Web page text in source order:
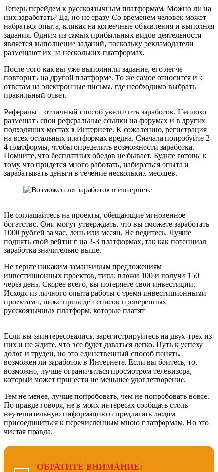
Теперь перейдем к русскоязычным платформам. Можно ли на
них заработать? Да, но не сразу. Со временем человек может
набраться опыта, кликая на копеечные объявления и выполняя
задания. Одним из самых прибыльных видов деятельности
является выполнение заданий, поскольку рекламодатели
размещают их на нескольких платформах.
После того как вы уже выполнили задание, его легче
повторить на другой платформе. То же самое относится и к
ответам на электронные письма, где необходимо выбрать
правильный ответ.
Рефералы – отличный способ увеличить заработок. Неплохо
размещать свои реферальные ссылки на форумах и в других
подходящих местах в Интернете. К сожалению, регистрация
на всех остальных платформах вредна. Сначала попробуйте 2-
4 платформы, чтобы определить возможности заработка.
Помните, что бесплатных обедов не бывает. Будьте готовы к
тому, что придется много работать, набираться опыта и
зарабатывать деньги в течение нескольких месяцев.
Не соглашайтесь на проекты, обещающие мгновенное
богатство. Они могут утверждать, что вы сможете заработать
1000 рублей за час, день или месяц. Не ведитесь. Лучше
поднять свой рейтинг на 2-3 платформах, так как потенциал
заработка значительно выше.
Не верьте никаким заманчивым предложениям
инвестиционных проектов, типа: вложи 100 и получи 150
через день. Скорее всего, вы потеряете свои инвестиции.
Исходя из личного опыта работы с тремя инвестиционными
проектами, ниже приведен список проверенных
русскоязычных платформ, которые платят.
Если вы заинтересовались, зарегистрируйтесь на двух-трех из
них и не ждите, что все будет даваться легко. Путь к успеху
долог и труден, но это единственный способ понять,
возможен ли заработок в Интернете. Если вы боитесь, то,
возможно, лучше ограничиться просмотром телевизора,
который может принести не меньшее удовлетворение.
Тем не менее, лучше попробовать, чем не попробовать вовсе.
По правде говоря, не в моих интересах сообщать столь
неутешительную информацию и предлагать людям
присоединиться к перечисленным мною платформам. Но это
чистая правда.
ОБРАТИТЕ ВНИМАНИЕ: